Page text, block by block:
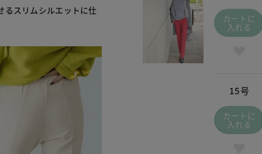
るスリムシルエットに仕
カートに
入れる
15号
カートに
入れる